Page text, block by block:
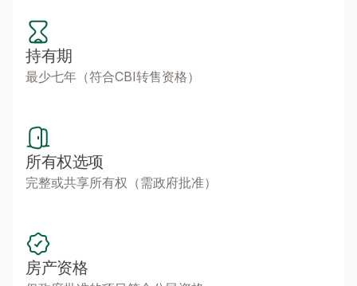
持有期
最少七年（符合CBI转售资格）
所有权选项
完整或共享所有权（需政府批准）
房产资格